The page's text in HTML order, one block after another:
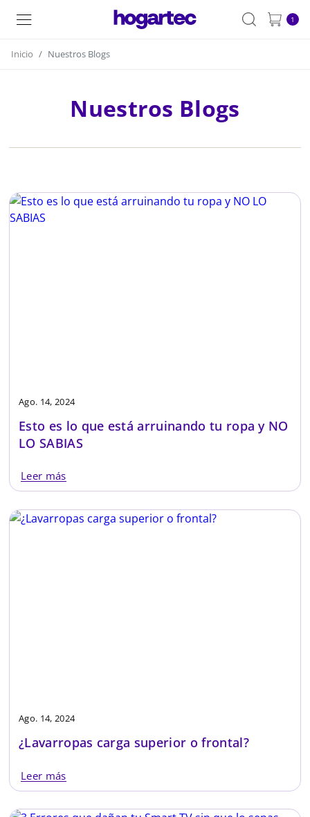
1
Inicio Nuestros Blogs
Nuestros Blogs
Ago. 14, 2024
Esto es lo que está arruinando tu ropa y NO
LO SABIAS
Leer más
Ago. 14, 2024
¿Lavarropas carga superior o frontal?
Leer más